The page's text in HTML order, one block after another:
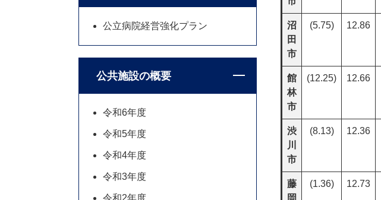
沼
田
市
(5.75) 12.86
館
林
市
(12.25) 12.66
渋
川
市
(8.13) 12.36
藤
岡
(1.36) 12.73
公立病院経営強化プラン
公共施設の概要
令和6年度
令和5年度
令和4年度
令和3年度
令和2年度